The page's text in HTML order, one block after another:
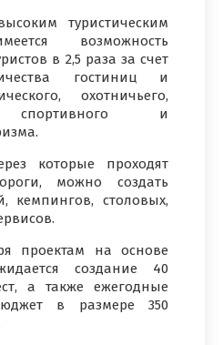
туристическим
возможность
в 2,5 раза за счет
гостиниц и
охотничьего,
спортивного и
которые проходят
можно создать
кемпингов, столовых,
проектам на основе
создание 40
а также ежегодные
в размере 350